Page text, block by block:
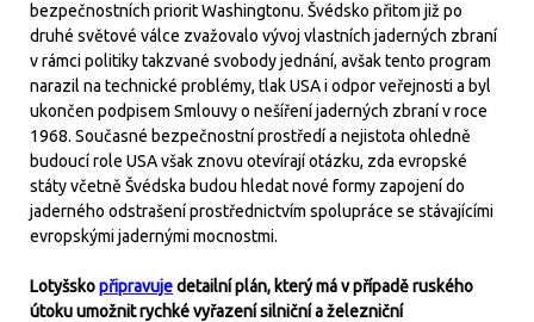
bezpečnostních priorit Washingtonu. Švédsko přitom již po
druhé světové válce zvažovalo vývoj vlastních jaderných zbraní
v rámci politiky takzvané svobody jednání, avšak tento program
narazil na technické problémy, tlak USA i odpor veřejnosti a byl
ukončen podpisem Smlouvy o nešíření jaderných zbraní v roce
1968. Současné bezpečnostní prostředí a nejistota ohledně
budoucí role USA však znovu otevírají otázku, zda evropské
státy včetně Švédska budou hledat nové formy zapojení do
jaderného odstrašení prostřednictvím spolupráce se stávajícími
evropskými jadernými mocnostmi.
Lotyšskopřipravujedetailní plán, který má v případě ruského
útoku umožnit rychké vyřazení silniční a železniční